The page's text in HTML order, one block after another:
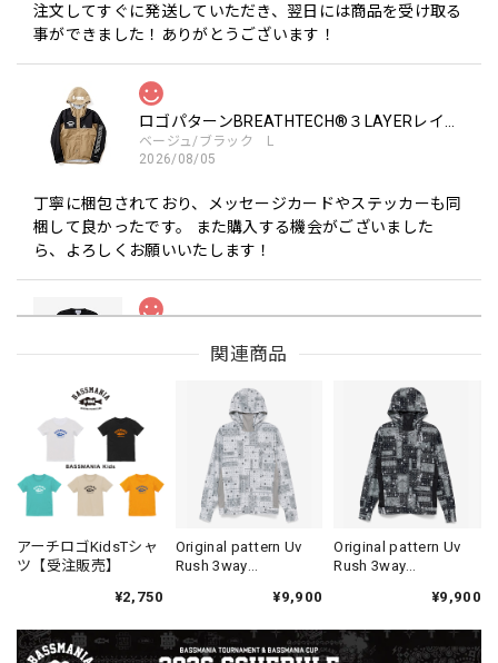
注文してすぐに発送していただき、翌日には商品を受け取る
事ができました！ありがとうございます！
ベージュ/ブラック L
2026/08/05
丁寧に梱包されており、メッセージカードやステッカーも同
梱して良かったです。 また購入する機会がございました
ら、よろしくお願いいたします！
ブラック L
【Double.H】MIR
Daeun / BlackSilver
2026/07/31
MIR届きました。発送まで迅速に対応して頂きありがとうご
ざいました。
【Seamania】Uv Rush Cool Logo Zip Parka［BLK］［LIMITED］
関連商品
アーチロゴKidsTシャ
ツ【受注販売】
¥2,750
Original pattern Uv
Rush 3way
White］［LIMITED］
¥9,900
Original pattern Uv
Rush 3way
Black］［LIMITED］
¥9,900